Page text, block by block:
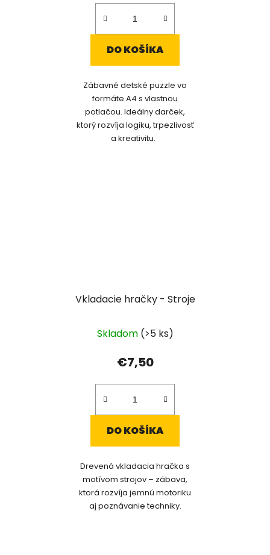
DO KOŠÍKA
Zábavné detské puzzle vo
formáte A4 s vlastnou
potlačou. Ideálny darček,
ktorý rozvíja logiku, trpezlivosť
a kreativitu.
Vkladacie hračky - Stroje
Skladom (>5 ks)
€7,50
DO KOŠÍKA
Drevená vkladacia hračka s
motívom strojov – zábava,
ktorá rozvíja jemnú motoriku
aj poznávanie techniky.